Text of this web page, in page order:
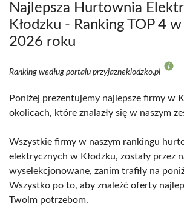
Najlepsza Hurtownia
Kłodzku - Ranking TOP 4
2026 roku
Ranking według portalu przyjazneklodzko.pl
Poniżej prezentujemy najlepsze firmy w
okolicach, które znalazły się w naszym
Wszystkie firmy w naszym rankingu
elektrycznych w Kłodzku, zostały przez
wyselekcjonowane, zanim trafiły na
Wszystko po to, aby znaleźć oferty
Twoim potrzebom.